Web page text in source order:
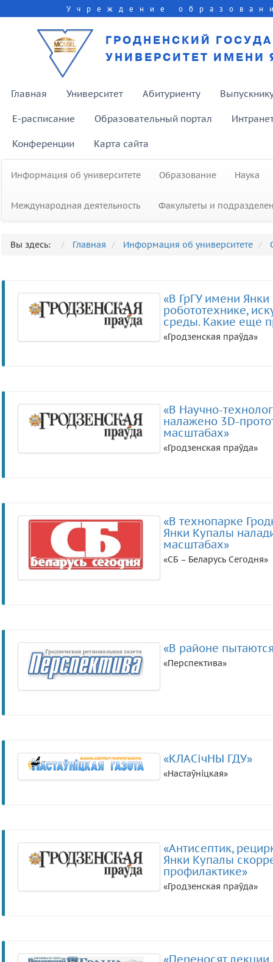
Учреждение
ГРОДНЕНСКИЙ
УНИВЕРСИТЕТ ИМЕНИ
Главная Университет Абитуриенту
E-расписание Образовательный портал
Конференции Карта сайта
Информация об университете Образование Наука
Международная деятельность Факультеты и
Вы здесь: Главная Информация об университете
«В ГрГУ имени Янки
робототехнике,
среды. Какие еще
«Гродзенская праўда»
«В Научно-
налажено 3D-
масштабах»
«Гродзенская праўда»
«В технопарке
Янки Купалы
масштабах»
«СБ – Беларусь Сегодня»
«В районе
«Перспектива»
«КЛАСічНЫ ГДУ»
«Настаўніцкая»
«Антисептик,
Янки Купалы
профилактике»
«Гродзенская праўда»